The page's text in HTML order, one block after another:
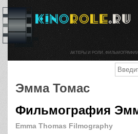
Эмма Томас
Фильмография
Emma Thomas Filmography
АКТЕРЫ И РОЛИ.